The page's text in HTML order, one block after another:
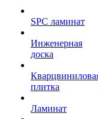
SPC ламинат
Инженерная
доска
плитка
Ламинат